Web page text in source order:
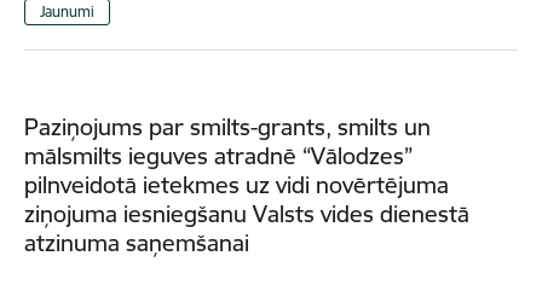
Jaunumi
Paziņojums par smilts-grants, smilts un
mālsmilts ieguves atradnē “Vālodzes”
pilnveidotā ietekmes uz vidi novērtējuma
ziņojuma iesniegšanu Valsts vides dienestā
atzinuma saņemšanai